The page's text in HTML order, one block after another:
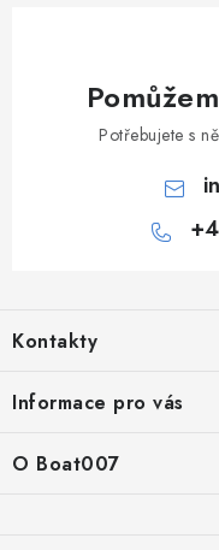
Potřebujete s
p
a
Kontakty
+420 775 473 808
PŘÍJEM/VÝDEJ/SERVIS
Informace pro vás
O Boat007